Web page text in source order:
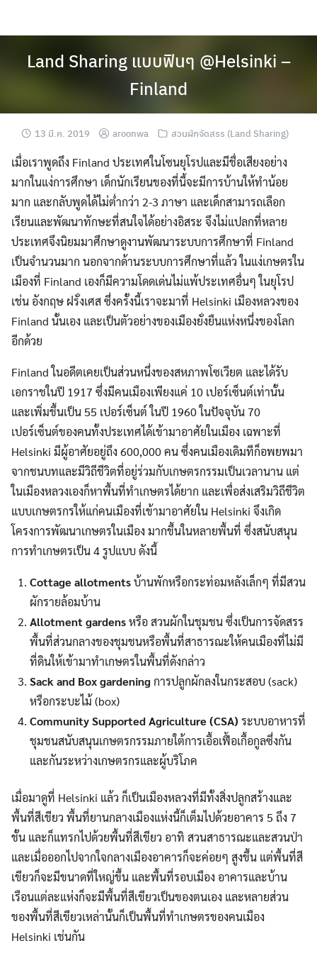
Land Sharing แบบฟินๆ @Helsinki –
Finland
13 มี.ค. 2019 aroonwa สวนผักจัดสรร (Land Sharing)
เมื่อเราพูดถึง Finland ประเทศในโซนยุโรปและมีชื่อเสียงอย่าง
มากในแง่การศึกษา เด็กนักเรียนของที่นี้จะมีการบ้านให้ทำน้อย
มาก และกลับพูดได้ไม่ต่ำกว่า 2-3 ภาษา และเด็กสามารถเลือก
เรียนและพัฒนาทักษะที่สนใจได้อย่างอิสระ จึงไม่แปลกที่หลาย
ประเทศจึงนิยมมาศึกษาดูงานพัฒนาระบบการศึกษาที่ Finland
เป็นจำนวนมาก นอกจากด้านระบบการศึกษาที่แล้ว ในแง่เกษตรใน
เมืองที่ Finland เองก็มีความโดดเด่นไม่แพ้ประเทศอื่นๆ ในยุโรป
เช่น อังกฤษ ฝรั่งเศส ซึ่งครั้งนี้เราจะมาที่ Helsinki เมืองหลวงของ
Finland นั้นเอง และเป็นตัวอย่างของเมืองยั่งยืนแห่งหนึ่งของโลก
อีกด้วย
Finland ในอดีตเคยเป็นส่วนหนึ่งของสหภาพโซเวียต และได้รับ
เอกราชในปี 1917 ซึ่งมีคนเมืองเพียงแค่ 10 เปอร์เซ็นต์เท่านั้น
และเพิ่มขึ้นเป็น 55 เปอร์เซ็นต์ ในปี 1960 ในปัจจุบัน 70
เปอร์เซ็นต์ของคนทั้งประเทศได้เข้ามาอาศัยในเมือง เฉพาะที่
Helsinki มีผู้อาศัยอยู่ถึง 600,000 คน ซึ่งคนเมืองเดิมทีก็อพยพมา
จากชนบทและมีวิถีชีวิตที่อยู่ร่วมกับเกษตรกรรมเป็นเวลานาน แต่
ในเมืองหลวงเองก็หาพื้นที่ทำเกษตรได้ยาก และเพื่อส่งเสริมวิถีชีวิต
แบบเกษตรกรให้แก่คนเมืองที่เข้ามาอาศัยใน Helsinki จึงเกิด
โครงการพัฒนาเกษตรในเมือง มากขึ้นในหลายพื้นที่ ซึ่งสนับสนุน
การทำเกษตรเป็น 4 รูปแบบ ดังนี้
Cottage allotmentsบ้านพักหรือกระท่อมหลังเล็กๆ ที่มีสวน
ผักรายล้อมบ้าน
Allotment gardensหรือ สวนผักในชุมชน ซึ่งเป็นการจัดสรร
พื้นที่ส่วนกลางของชุมชนหรือพื้นที่สาธารณะให้คนเมืองที่ไม่มี
ที่ดินให้เข้ามาทำเกษตรในพื้นที่ดังกล่าว
Sack and Box gardening การปลูกผักลงในกระสอบ (sack)
หรือกระบะไม้ (box)
Community Supported Agriculture (CSA) ระบบอาหารที่
ชุมชนสนับสนุนเกษตรกรรมภายใต้การเอื้อเฟื้อเกื้อกูลซึ่งกัน
และกันระหว่างเกษตรกรและผู้บริโภค
เมื่อมาดูที่ Helsinki แล้ว ก็เป็นเมืองหลวงที่มีทั้งสิ่งปลูกสร้างและ
พื้นที่สีเขียว พื้นที่ยานกลางเมืองแห่งนี้ก็เต็มไปด้วยอาคาร 5 ถึง 7
ชั้น และก็แทรกไปด้วยพื้นที่สีเขียว อาทิ สวนสาธารณะและสวนป่า
และเมื่อออกไปจากใจกลางเมืองอาคารก็จะค่อยๆ สูงขึ้น แต่พื้นที่สี
เขียวก็จะมีขนาดที่ใหญ่ขึ้น และพื้นที่รอบเมือง อาคารและบ้าน
เรือนแต่ละแห่งก็จะมีพื้นที่สีเขียวเป็นของตนเอง และหลายส่วน
ของพื้นที่สีเขียวเหล่านั้นก็เป็นพื้นที่ทำเกษตรของคนเมือง
Helsinki เช่นกัน